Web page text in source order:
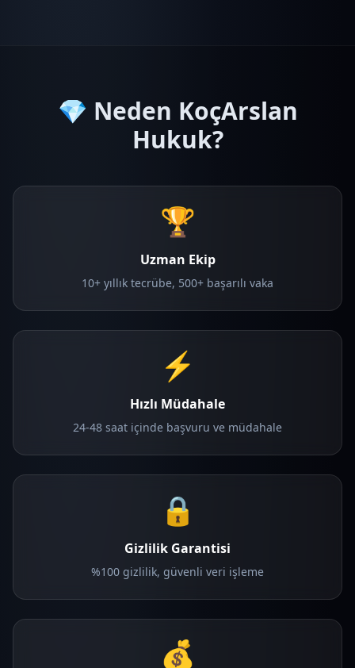
💎 Neden KoçArslan
Hukuk?
🏆
Uzman Ekip
10+ yıllık tecrübe, 500+ başarılı vaka
⚡
Hızlı Müdahale
24-48 saat içinde başvuru ve müdahale
🔒
Gizlilik Garantisi
%100 gizlilik, güvenli veri işleme
💰